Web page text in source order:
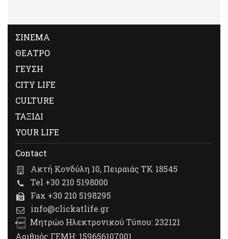
ΣΙΝΕΜΑ
ΘΕΑΤΡΟ
ΓΕΥΣΗ
CITY LIFE
CULTURE
ΤΑΞΙΔΙ
YOUR LIFE
Contact
Ακτή Κονδύλη 10, Πειραιάς ΤΚ 18545
Tel +30 210 5198000
Fax +30 210 5198295
info@clickatlife.gr
Μητρώο Ηλεκτρονικού Τύπου: 232121
Αριθμός ΓΕΜΗ: 159656107001